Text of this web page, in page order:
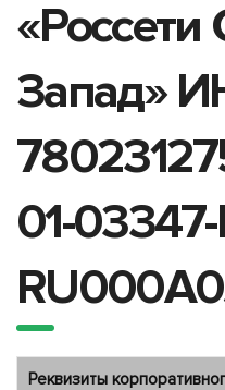
«Россети
Запад»
01-
Реквизиты